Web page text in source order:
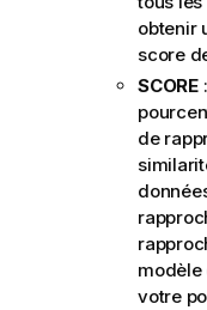
obtenir
score
SCORE
de
modèle
votre